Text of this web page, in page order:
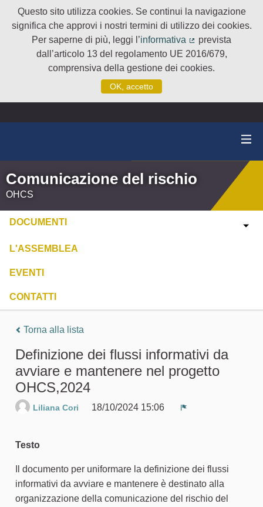
Questo sito utilizza cookies. Se continui la navigazione
significa che approvi i nostri termini di utilizzo dei cookies.
Per saperne di più, leggi l’informativa
(Collegamento
prevista
dall’articolo 13 del regolamento UE 2016/679,
comprensiva della gestione dei cookies.
OK, accetto
Comunicazione del rischio
OHCS
DOCUMENTI
L'ASSEMBLEA
EVENTI
CONTATTI
Torna alla lista
Definizione dei flussi informativi da
avviare e mantenere nel progetto
OHCS,2024
Liliana Cori
18/10/2024 15:06
Testo
Il documento per uniformare la definizione dei flussi
informativi da avviare e mantenere è destinato alla
organizzazione della comunicazione del rischio del